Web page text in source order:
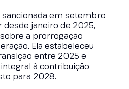
sancionada em setembro
janeiro de 2025,
a prorrogação
Ela estabeleceu
entre 2025 e
à contribuição
para 2028.